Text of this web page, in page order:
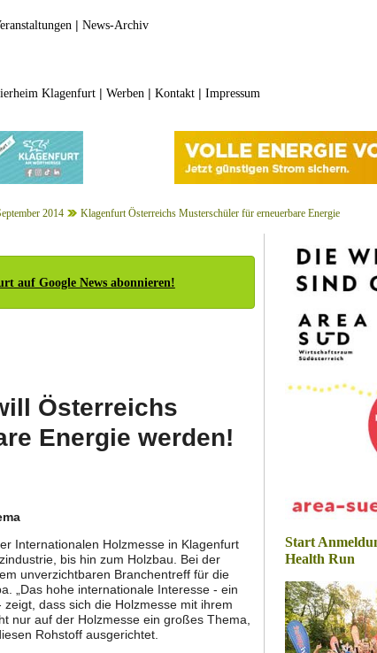
| News-Archiv
Klagenfurt| Werben | Kontakt| Impressum
2014 Klagenfurt Österreichs Musterschüler für erneuerbare Energie
auf Google News abonnieren!
Österreichs
Energie werden!
Internationalen Holzmesse in Klagenfurt
bis hin zum Holzbau. Bei der
unverzichtbaren Branchentreff für die
„Das hohe internationale Interesse - ein
dass sich die Holzmesse mit ihrem
nur auf der Holzmesse ein großes Thema,
Rohstoff ausgerichtet.
Start
Health Run